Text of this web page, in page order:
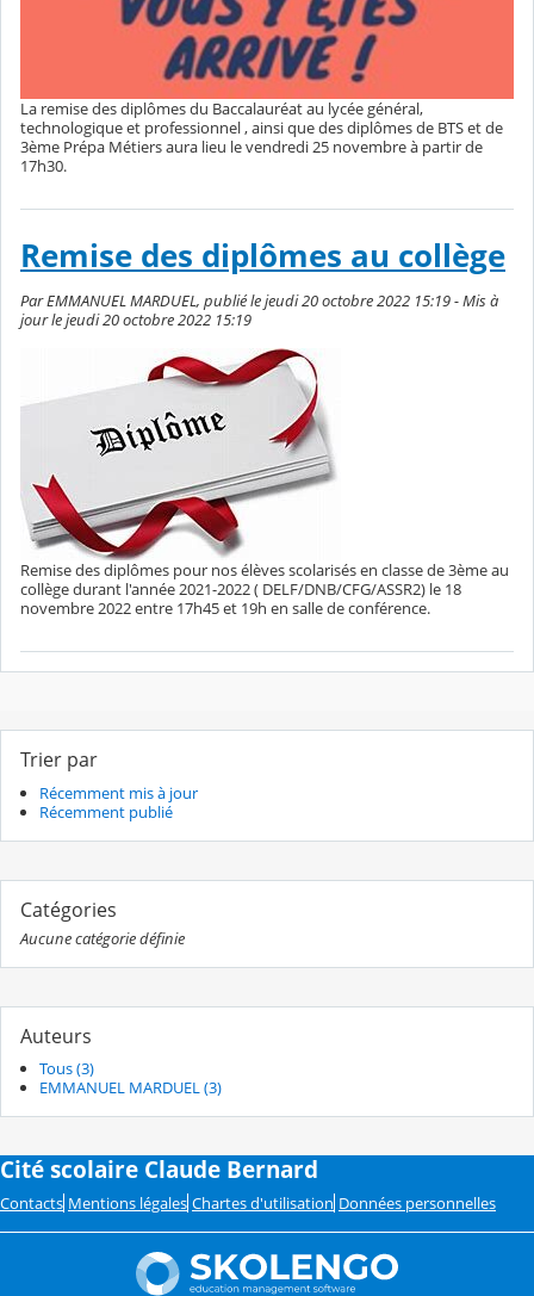
La remise des diplômes du Baccalauréat au lycée général,
technologique et professionnel , ainsi que des diplômes de BTS et de
3ème Prépa Métiers aura lieu le vendredi 25 novembre à partir de
17h30.
Remise des diplômes au collège
Par EMMANUEL MARDUEL, publié le jeudi 20 octobre 2022 15:19 - Mis à
jour le jeudi 20 octobre 2022 15:19
Remise des diplômes pour nos élèves scolarisés en classe de 3ème au
collège durant l'année 2021-2022 ( DELF/DNB/CFG/ASSR2) le 18
novembre 2022 entre 17h45 et 19h en salle de conférence.
Trier par
Récemment mis à jour
Récemment publié
Catégories
Aucune catégorie définie
Auteurs
Tous (3)
EMMANUEL MARDUEL (3)
Cité scolaire Claude Bernard
Contacts Mentions légales Chartes d'utilisation Données personnelles